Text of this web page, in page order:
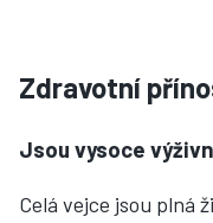
Zdravotní
Jsou vysoce
Celá vejce jsou plná